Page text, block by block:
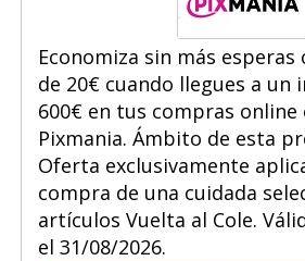
Economiza sin más
de 20€ cuando llegues a un
600€ en tus compras online
Pixmania. Ámbito de esta
Oferta exclusivamente
compra de una cuidada
artículos Vuelta al Cole.
el 31/08/2026.